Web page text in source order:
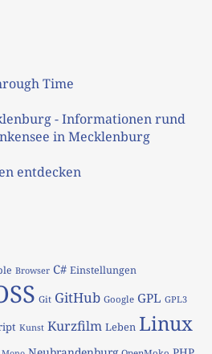
Time
- Informationen rund
in Mecklenburg
entdecken
Browser C# Einstellungen
Git GitHub Google GPL GPL3
Kunst Kurzfilm Leben Linux